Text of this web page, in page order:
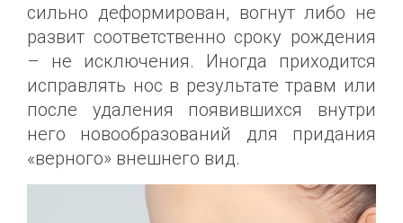
сильно деформирован, вогнут либо не
развит соответственно сроку рождения
– не исключения. Иногда приходится
исправлять нос в результате травм или
после удаления появившихся внутри
него новообразований для придания
«верного» внешнего вид.